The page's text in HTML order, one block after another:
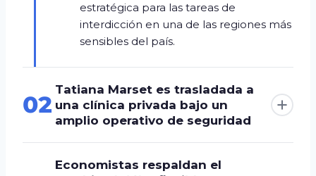
estratégica para las tareas de
interdicción en una de las regiones más
sensibles del país.
02
Tatiana Marset es trasladada a
una clínica privada bajo un
amplio operativo de seguridad
Economistas respaldan el